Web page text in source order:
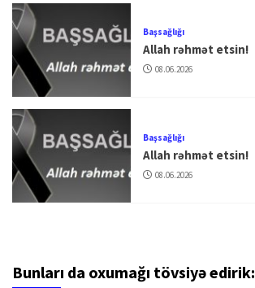
Başsağlığı
Allah rəhmət etsin!
08.06.2026
Başsağlığı
Allah rəhmət etsin!
08.06.2026
Bunları da oxumağı tövsiyə edirik: